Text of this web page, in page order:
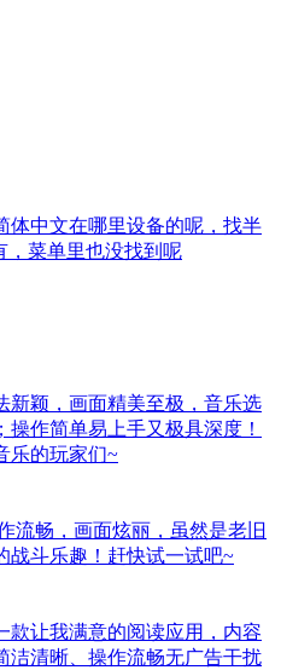
体中文在哪里设备的呢，找半
，菜单里也没找到呢
新颖，画面精美至极，音乐选
作简单易上手又极具深度！
乐的玩家们~
流畅，画面炫丽，虽然是老旧
战斗乐趣！赶快试一试吧~
款让我满意的阅读应用，内容
洁清晰、操作流畅无广告干扰